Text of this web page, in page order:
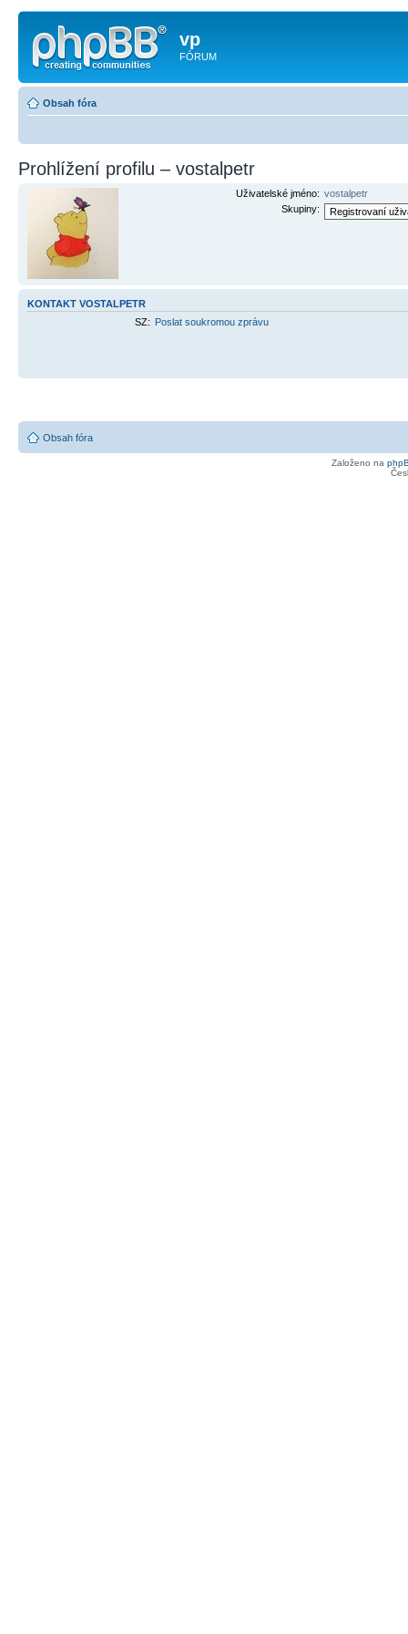
vp
FÓRUM
Obsah fóra
Prohlížení profilu – vostalpetr
Uživatelské jméno: vostalpetr
Skupiny:
KONTAKT VOSTALPETR
SZ: Poslat soukromou zprávu
Obsah fóra
Založeno na